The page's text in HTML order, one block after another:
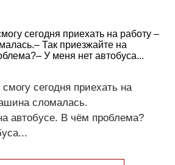
сегодня приехать на работу –
Так приезжайте на
У меня нет автобуса...
сегодня приехать на
сломалась.
автобусе. В чём проблема?